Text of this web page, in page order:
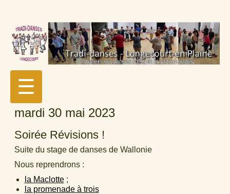
☰
mardi 30 mai 2023
Soirée Révisions !
Suite du stage de danses de Wallonie
Nous reprendrons :
la Maclotte;
la promenade à trois